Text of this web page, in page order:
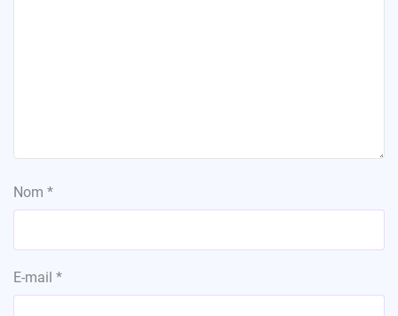
Nom *
E-mail *